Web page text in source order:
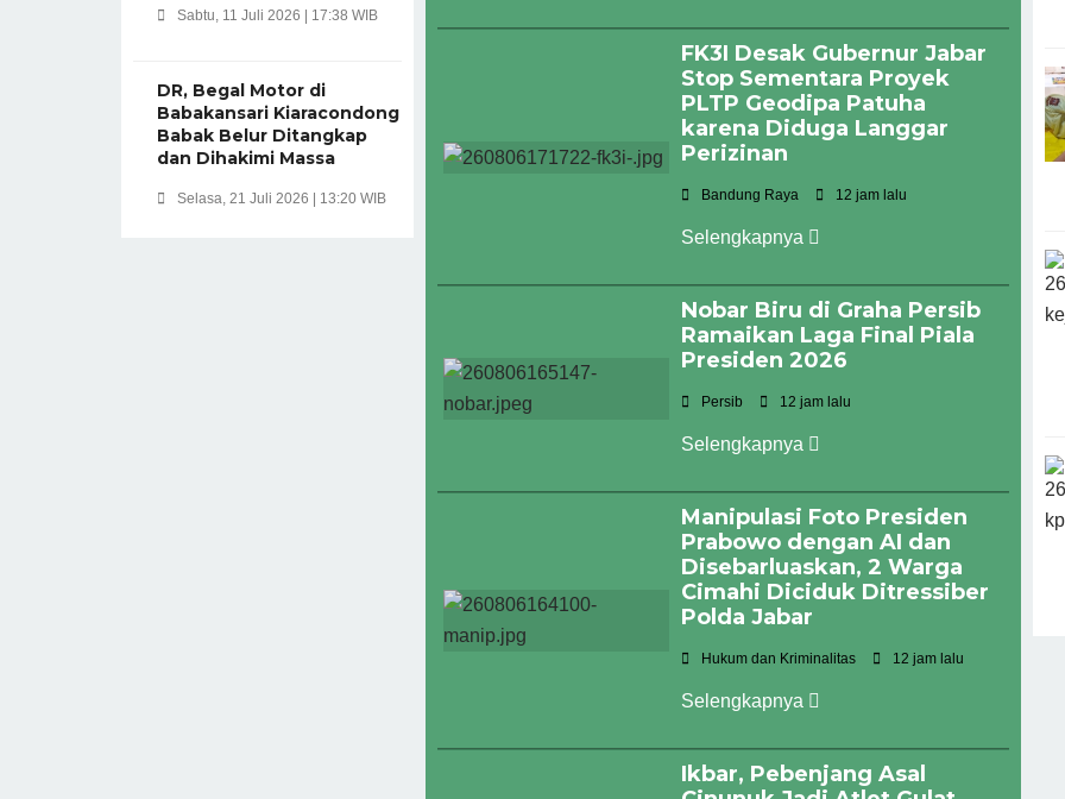
Sabtu, 11 Juli 2026 | 17:38 WIB
DR, Begal Motor di
Babakansari Kiaracondong
Babak Belur Ditangkap
dan Dihakimi Massa
Selasa, 21 Juli 2026 | 13:20 WIB
FK3I Desak Gubernur Jabar
Stop Sementara Proyek
PLTP Geodipa Patuha
karena Diduga Langgar
Perizinan
Bandung Raya 12 jam lalu
Selengkapnya
Nobar Biru di Graha Persib
Ramaikan Laga Final Piala
Presiden 2026
Persib 12 jam lalu
Selengkapnya
Manipulasi Foto Presiden
Prabowo dengan AI dan
Disebarluaskan, 2 Warga
Cimahi Diciduk Ditressiber
Polda Jabar
Hukum dan Kriminalitas 12 jam lalu
Selengkapnya
Ikbar, Pebenjang Asal